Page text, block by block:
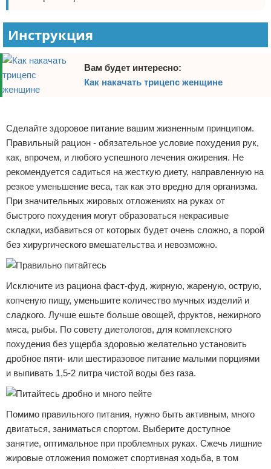
Инструкция
Вам будет интересно:
Как накачать трицепс женщине
Сделайте здоровое питание вашим жизненным принципом.
Правильный рацион - обязательное условие похудения рук,
как, впрочем, и любого успешного лечения ожирения. Не
рекомендуется садиться на жесткую диету, направленную на
резкое уменьшение веса, так как это вредно для организма.
При значительных жировых отложениях на руках от
быстрого похудения могут образоваться некрасивые
складки, избавиться от которых будет очень сложно, а порой
без хирургического вмешательства и невозможно.
Исключите из рациона фаст-фуд, жирную, жареную, острую,
копченую пищу, уменьшите количество мучных изделий и
сладкого. Лучше ешьте больше овощей, фруктов, нежирного
мяса, рыбы. По совету диетологов, для комплексного
похудения без ущерба здоровью желательно установить
дробное пяти- или шестиразовое питание малыми порциями
и выпивать 1,5-2 литра чистой воды без газа.
Помимо правильного питания, нужно быть активным, много
двигаться, заниматься спортом. Выберите доступное
занятие, оптимальное при проблемных руках. Сжечь лишние
жировые отложения поможет спортивная ходьба, в том